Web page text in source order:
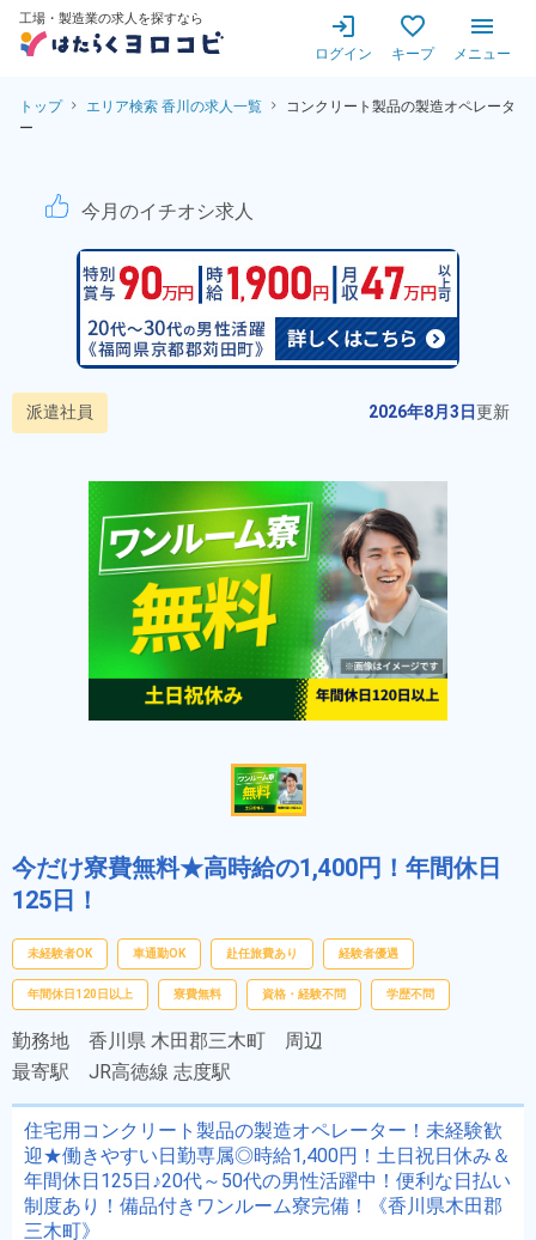
工場・製造業の求人を探すなら
ログイン キープ メニュー
トップ エリア検索 香川の求人一覧
コンクリート製品の製造オペレータ
ー
住宅用コンクリート製品の
今月のイチオシ求人
派遣社員 2026年8月3日更新
今だけ寮費無料★高時給の1,400円！年間休日
125日！
未経験者OK 車通勤OK 赴任旅費あり 経験者優遇
年間休日120日以上 寮費無料 資格・経験不問 学歴不問
勤務地 香川県 木田郡三木町 周辺
最寄駅 JR高徳線 志度駅
住宅用コンクリート製品の製造オペレーター！未経験歓
迎★働きやすい日勤専属◎時給1,400円！土日祝日休み＆
年間休日125日♪20代～50代の男性活躍中！便利な日払い
制度あり！備品付きワンルーム寮完備！《香川県木田郡
三木町》